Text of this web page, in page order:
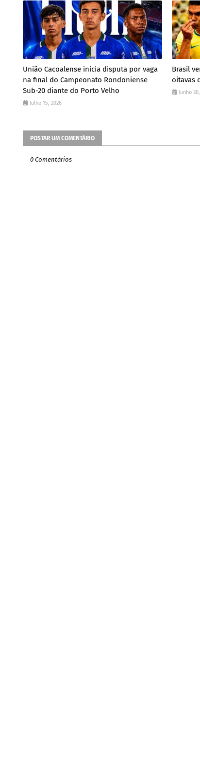
União Cacoalense inicia disputa por vaga
na final do Campeonato Rondoniense
Sub-20 diante do Porto Velho
Julho 15, 2026
Brasil
oitavas
Junho
POSTAR UM COMENTÁRIO
0 Comentários